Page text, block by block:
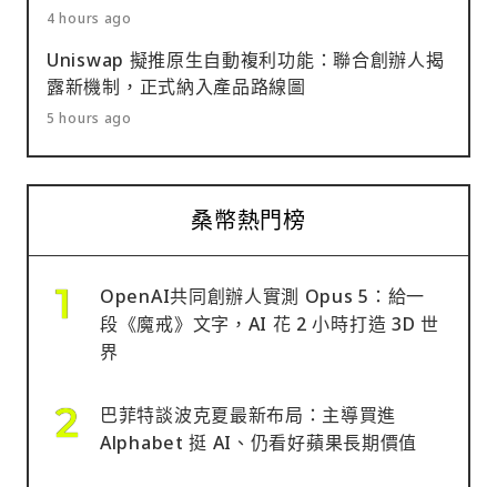
4 hours ago
Uniswap 擬推原生自動複利功能：聯合創辦人揭
露新機制，正式納入產品路線圖
5 hours ago
桑幣熱門榜
OpenAI共同創辦人實測 Opus 5：給一
段《魔戒》文字，AI 花 2 小時打造 3D 世
界
巴菲特談波克夏最新布局：主導買進
Alphabet 挺 AI、仍看好蘋果長期價值